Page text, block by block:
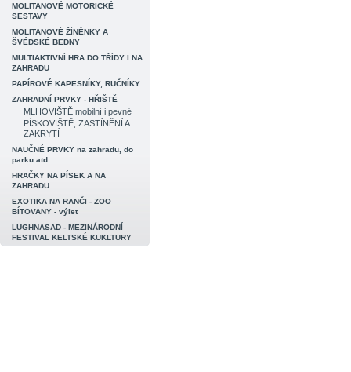
MOLITANOVÉ MOTORICKÉ
SESTAVY
MOLITANOVÉ ŽÍNĚNKY A
ŠVÉDSKÉ BEDNY
MULTIAKTIVNÍ HRA DO TŘÍDY I NA
ZAHRADU
PAPÍROVÉ KAPESNÍKY, RUČNÍKY
ZAHRADNÍ PRVKY - HŘIŠTĚ
MLHOVIŠTĚ mobilní i pevné
PÍSKOVIŠTĚ, ZASTÍNĚNÍ A
ZAKRYTÍ
NAUČNÉ PRVKY na zahradu, do
parku atd.
HRAČKY NA PÍSEK A NA
ZAHRADU
EXOTIKA NA RANČI - ZOO
BÍTOVANY - výlet
LUGHNASAD - MEZINÁRODNÍ
FESTIVAL KELTSKÉ KUKLTURY